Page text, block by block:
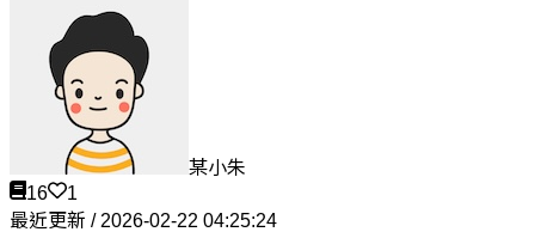
某小朱
16
1
最近更新 / 2026-02-22 04:25:24